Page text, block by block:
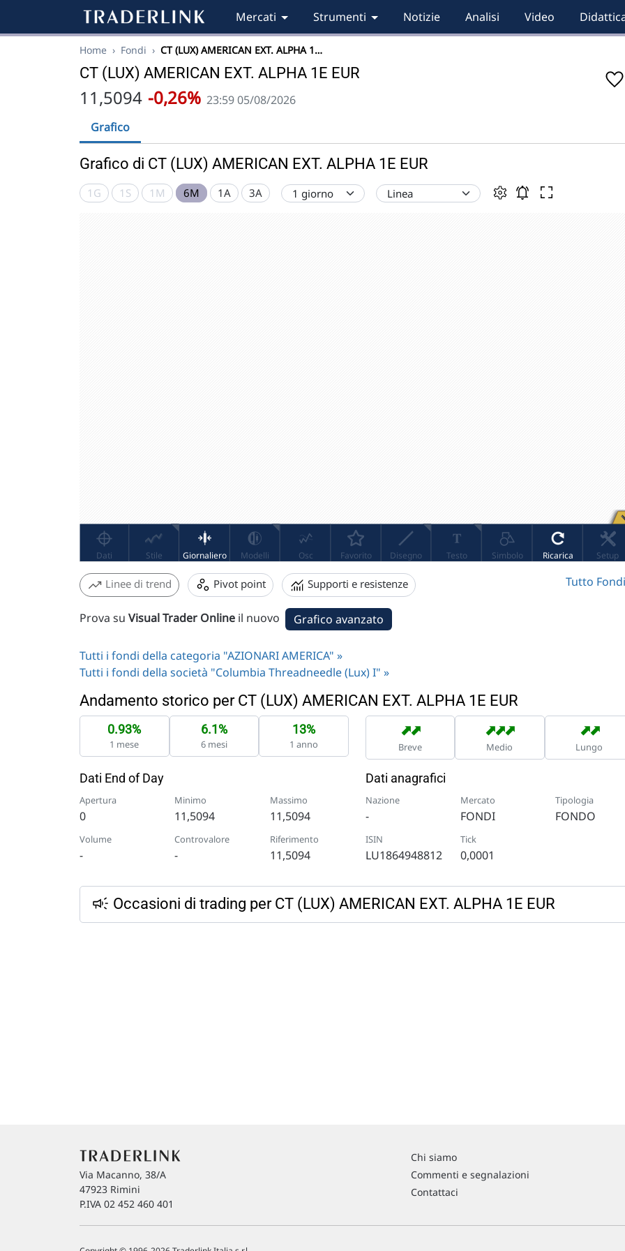
Mercati Strumenti Notizie Analisi Video
Home › Fondi › CT (LUX) AMERICAN EXT. ALPHA 1…
CT (LUX) AMERICAN EXT. ALPHA 1E EUR
11,5094 -0,26% 23:59 05/08/2026
Grafico
Grafico di CT (LUX) AMERICAN EXT. ALPHA 1E EUR
1G 1S 1M 6M 1A 3A
Linee di trend Pivot point Supporti e resistenze Tutto
Prova su Visual Trader Online il nuovo Grafico avanzato
Tutti i fondi della categoria "AZIONARI AMERICA" »
Tutti i fondi della società "Columbia Threadneedle (Lux) I" »
Andamento storico per CT (LUX) AMERICAN EXT. ALPHA 1E EUR
0.93%
1 mese
6.1%
6 mesi
13%
1 anno
➡
➡
Breve
➡
➡
➡
Medio
➡
➡
Lungo
Dati End of Day
Apertura
0
Minimo
11,5094
Massimo
11,5094
Volume
-
Controvalore
-
Riferimento
11,5094
Dati anagrafici
Nazione
-
Mercato
FONDI
Tipologia
FONDO
ISIN
LU1864948812
Tick
0,0001
Occasioni di trading per CT (LUX) AMERICAN EXT. ALPHA 1E EUR
Via Macanno, 38/A
47923 Rimini
P.IVA 02 452 460 401
Chi siamo
Commenti e segnalazioni
Contattaci